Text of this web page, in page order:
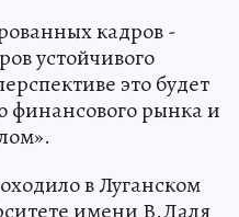
кадров -
устойчивого
это будет
финансового рынка и
в Луганском
имени В.Даля